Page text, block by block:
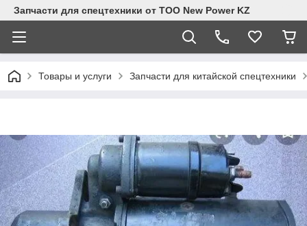
Запчасти для спецтехники от ТОО New Power KZ
Товары и услуги Запчасти для китайской спецтехники